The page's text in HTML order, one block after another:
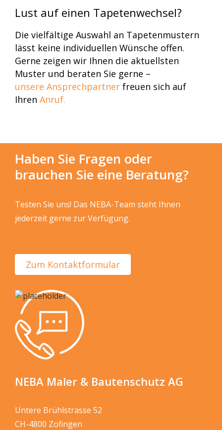
Lust auf einen Tapetenwechsel?
Die vielfältige Auswahl an Tapetenmustern
lässt keine individuellen Wünsche offen.
Gerne zeigen wir Ihnen die aktuellsten
Muster und beraten Sie gerne –
unsere Ansprechpartner freuen sich auf
Ihren Anruf.
Haben Sie Fragen oder
brauchen Sie eine Beratung?
Testen Sie uns! Das NEBA-Team steht Ihnen
jederzeit gerne zur Verfügung.
Zum Kontaktformular
NEBA Maler & Bautenschutz AG
Untere Brühlstrasse 52
CH-4800 Zofingen